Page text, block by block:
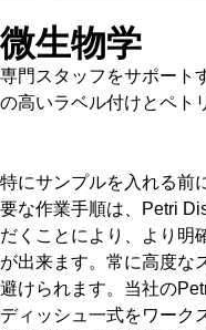
微生物学
専門スタッフをサポート
の高いラベル付けとペト
特にサンプルを入れる前
要な作業手順は、Petri
だくことにより、より明
が出来ます。常に高度な
避けられます。当社の
ディッシュ一式をワーク